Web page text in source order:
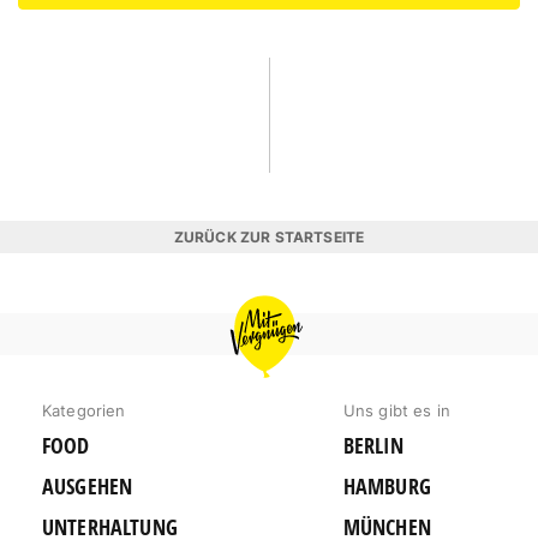
ZURÜCK ZUR STARTSEITE
MIT
VERGNÜGEN
BERLIN
Kategorien
FOOD
AUSGEHEN
UNTERHALTUNG
Uns gibt es in
BERLIN
HAMBURG
MÜNCHEN